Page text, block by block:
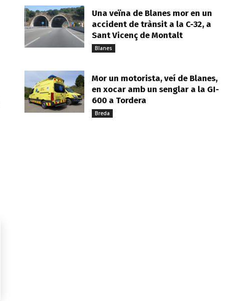
Una veïna de Blanes mor en un
accident de trànsit a la C-32, a
Sant Vicenç de Montalt
Blanes
Mor un motorista, veí de Blanes,
en xocar amb un senglar a la GI-
600 a Tordera
Breda